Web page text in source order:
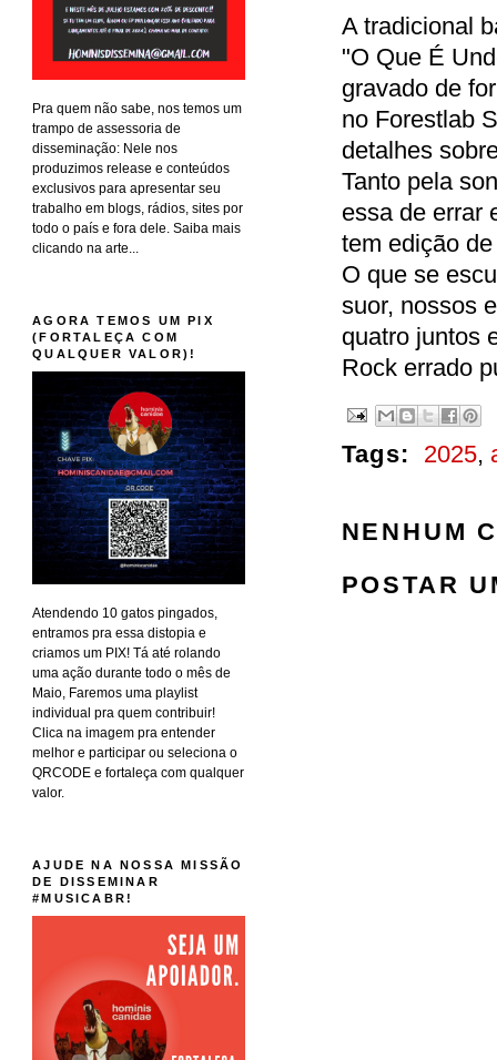
A tradicional
"O Que É
gravado de
no Forestlab
detalhes
Tanto pela
essa de errar
tem edição
O que se
suor, nossos
quatro juntos
Rock errado
Tags: 2025,
NENHUM
POSTAR
Pra quem não sabe, nos temos um
trampo de assessoria de
disseminação: Nele nos
produzimos release e conteúdos
exclusivos para apresentar seu
trabalho em blogs, rádios, sites por
todo o país e fora dele. Saiba mais
clicando na arte...
AGORA TEMOS UM PIX
(FORTALEÇA COM
QUALQUER VALOR)!
Atendendo 10 gatos pingados,
entramos pra essa distopia e
criamos um PIX! Tá até rolando
uma ação durante todo o mês de
Maio, Faremos uma playlist
individual pra quem contribuir!
Clica na imagem pra entender
melhor e participar ou seleciona o
QRCODE e fortaleça com qualquer
valor.
AJUDE NA NOSSA MISSÃO
DE DISSEMINAR
#MUSICABR!